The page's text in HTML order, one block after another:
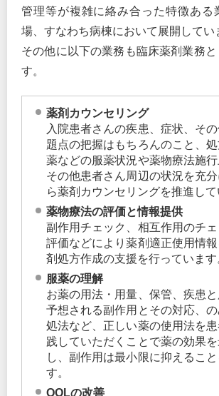
管理等が複雑に絡み合った特徴ある
場、すなわち病棟において展開してい
その他に以下の業務も臨床薬剤業務と
す。
薬剤カウンセリング
入院患者さんの疾患、症状、そ
題点の把握はもちろんのこと、
薬などの服薬状況や薬物療法施行
その他患者さん周辺の状況を充
ら薬剤カウンセリングを推進して
薬物療法の評価と情報提供
副作用チェック、相互作用のチ
評価などにより薬剤適正使用情
剤処方作成の支援を行っています
服薬の理解
お薬の用法・用量、保管、疾患と
予想される副作用とその対応、
処法など、正しい薬の使用法を
践していただくことで薬の効果
し、副作用は最小限に抑えるこ
す。
QOLの改善